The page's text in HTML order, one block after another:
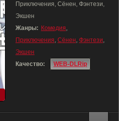
Приключения, Сёнен, Фэнтези,
Экшен
Жанры: Комедия,
Приключения, Сёнен, Фэнтези,
Экшен
Качество:
WEB-DLRip